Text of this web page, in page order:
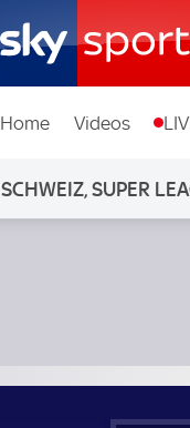
Home Videos
SCHWEIZ, SUPER